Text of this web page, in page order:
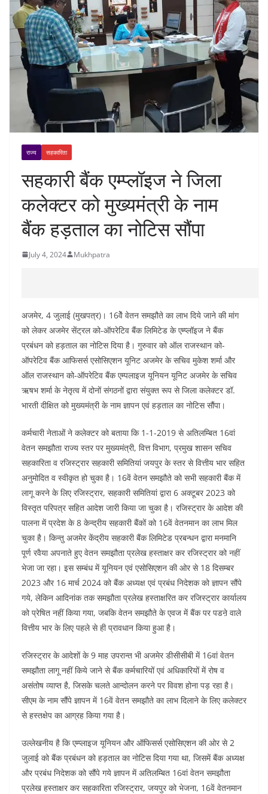
राज्य सहकारिता
सहकारी बैंक एम्प्लॉइज ने जिला
कलेक्टर को मुख्यमंत्री के नाम
बैंक हड़ताल का नोटिस सौंपा
July 4, 2024 Mukhpatra
अजमेर, 4 जुलाई (मुखपत्र)। 16वेें वेतन समझौते का लाभ दिये जाने की मांग
को लेकर अजमेर सेंट्रल को-ऑपरेटिव बैंक लिमिटेड के एम्प्लॉइज ने बैंक
प्रबंधन को हड़ताल का नोटिस दिया है। गुरुवार को ऑल राजस्थान को-
ऑपरेटिव बैंक आफिसर्स एसोसिएशन यूनिट अजमेर के सचिव मुकेश शर्मा और
ऑल राजस्थान को-ऑपरेटिव बैंक एम्पलाइज यूनियन यूनिट अजमेर के सचिव
ऋषभ शर्मा के नेतृत्व में दोनों संगठनों द्वारा संयुक्त रूप से जिला कलेक्टर डॉ.
भारती दीक्षित को मुख्यमंत्री के नाम ज्ञापन एवं हड़ताल का नोटिस सौंपा।
कर्मचारी नेताओं ने कलेक्टर को बताया कि 1-1-2019 से अतिलम्बित 16वां
वेतन समझौता राज्य स्तर पर मुख्यमंत्री, वित्त विभाग, प्रमुख शासन सचिव
सहकारिता व रजिस्ट्रार सहकारी समितियां जयपुर के स्तर से वित्तीय भार सहित
अनुमोदित व स्वीकृत हो चुका है। 16वें वेतन समझौते को सभी सहकारी बैंक में
लागू करने के लिए रजिस्ट्रार, सहकारी समितियां द्वारा 6 अक्टूबर 2023 को
विस्तृत परिपत्र सहित आदेश जारी किया जा चुका है। रजिस्ट्रार के आदेश की
पालना में प्रदेश के 8 केन्द्रीय सहकारी बैंकों को 16वें वेतनमान का लाभ मिल
चुका है। किन्तु अजमेर केंद्रीय सहकारी बैंक लिमिटेड प्रबन्धन द्वारा मनमानि
पूर्ण रवैया अपनाते हुए वेतन समझौता प्रलेख हस्ताक्षर कर रजिस्ट्रार को नहीं
भेजा जा रहा। इस सम्बंध में यूनियन एवं एसोसिएशन की ओर से 18 दिसम्बर
2023 और 16 मार्च 2024 को बैंक अध्यक्ष एवं प्रबंध निदेशक को ज्ञापन सौंपे
गये, लेकिन आदिनांक तक समझौता प्रलेख हस्ताक्षरित कर रजिस्ट्रार कार्यालय
को प्रेषित नहीं किया गया, जबकि वेतन समझौते के एवज में बैंक पर पडऩे वाले
वित्तीय भार के लिए पहले से ही प्रावधान किया हुआ है।
रजिस्ट्रार के आदेशों के 9 माह उपरान्त भी अजमेर डीसीसीबी में 16वां वेतन
समझौता लागू नहीं किये जाने से बैंक कर्मचारियों एवं अधिकारियों में रोष व
असंतोष व्याप्त है, जिसके चलते आन्दोलन करने पर विवश होना पड़ रहा है।
सीएम के नाम सौंपे ज्ञापन में 16वें वेतन समझौते का लाभ दिलाने के लिए कलेक्टर
से हस्तक्षेप का आग्रह किया गया है।
उल्लेखनीय है कि एम्प्लाइज यूनियन और ऑफिसर्स एसोसिएशन की ओर से 2
जुलाई को बैंक प्रबंधन को हड़ताल का नोटिस दिया गया था, जिसमें बैंक अध्यक्ष
और प्रबंध निदेशक को सौंपे गये ज्ञापन में अतिलम्बित 16वां वेतन समझौता
प्रलेख हस्ताक्षर कर सहकारिता रजिस्ट्रार, जयपुर को भेजना, 16वें वेतनमान